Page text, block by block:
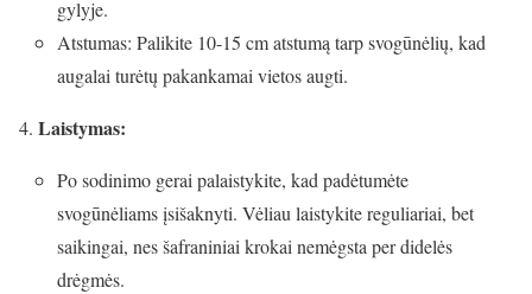
gylyje.
Atstumas: Palikite 10-15 cm atstumą tarp svogūnėlių, kad
augalai turėtų pakankamai vietos augti.
Laistymas:
Po sodinimo gerai palaistykite, kad padėtumėte
svogūnėliams įsišaknyti. Vėliau laistykite reguliariai, bet
saikingai, nes šafraniniai krokai nemėgsta per didelės
drėgmės.